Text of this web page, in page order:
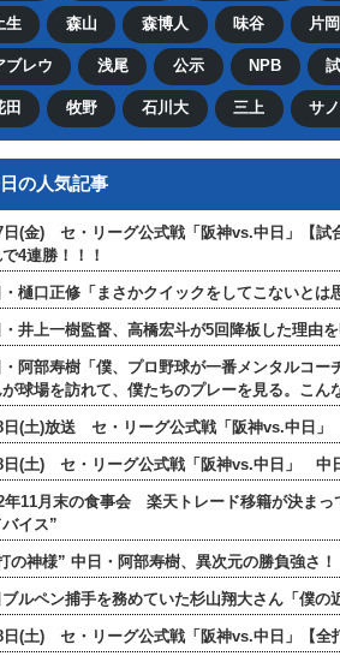
生 森山 森博人 味谷 片
ブレウ 浅尾 公示 NPB
田 牧野 石川大 三上 サ
の人気記事
日(金) セ・リーグ公式戦「阪神vs.中日」【
4連勝！！！
樋口正修「まさかクイックをしてこないとは
井上一樹監督、高橋宏斗が5回降板した理由
阿部寿樹「僕、プロ野球が一番メンタルコ
球場を訪れて、僕たちのプレーを見る。こん
日(土)放送 セ・リーグ公式戦「阪神vs.中日」
日(土) セ・リーグ公式戦「阪神vs.中日」 中
年11月末の食事会 楽天トレード移籍が決まっ
イス”
の神様” 中日・阿部寿樹、異次元の勝負強さ
ルペン捕手を務めていた杉山翔大さん「僕の
日(土) セ・リーグ公式戦「阪神vs.中日」【全